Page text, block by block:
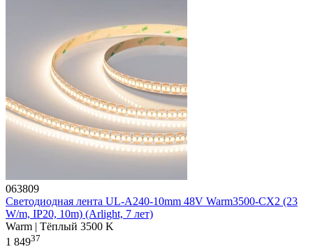
063809
Светодиодная лента UL-A240-10mm 48V Warm3500-CX2 (23
W/m, IP20, 10m) (Arlight, 7 лет)
Warm | Тёплый 3500 K
1 84937